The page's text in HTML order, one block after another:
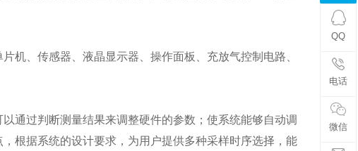
机、传感器、液晶显示器、操作面板、充放气控制电路、
通过判断测量结果来调整硬件的参数；使系统能够自动调
根据系统的设计要求，为用户提供多种采样时序选择，能
QQ
电话
微信